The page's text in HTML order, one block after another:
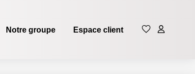
Notre groupe Espace client